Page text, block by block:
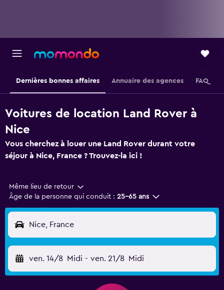
Dernières bonnes affaires Annuaire des agences FAQ
Voitures de location Land Rover à
Nice
Vous cherchez à louer une Land Rover durant votre
séjour à Nice, France ? Trouvez-la ici !
Même lieu de retour
Âge de la personne qui conduit : 25-65 ans
Nice, France
ven. 14/8 Midi - ven. 21/8 Midi